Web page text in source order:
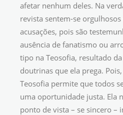
afetar nenhum deles. Na
revista sentem-se
acusações, pois são
ausência de fanatismo ou
tipo na Teosofia, resultado
doutrinas que ela prega.
Teosofia permite que todos
uma oportunidade justa. Ela
ponto de vista – se sincero –